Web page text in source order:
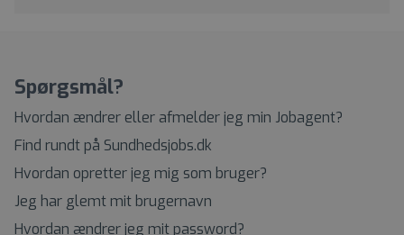
Spørgsmål?
Hvordan ændrer eller afmelder jeg min Jobagent?
Find rundt på Sundhedsjobs.dk
Hvordan opretter jeg mig som bruger?
Jeg har glemt mit brugernavn
Hvordan ændrer jeg mit password?